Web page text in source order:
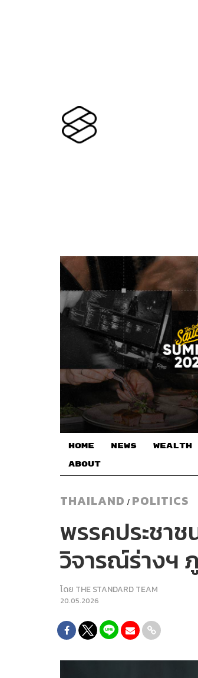
HOME NEWS WEALTH
ABOUT
THAILAND / POLITICS
พรรคประชา
วิจารณ์ร่างฯ
โดย THE STANDARD TEAM
20.05.2026